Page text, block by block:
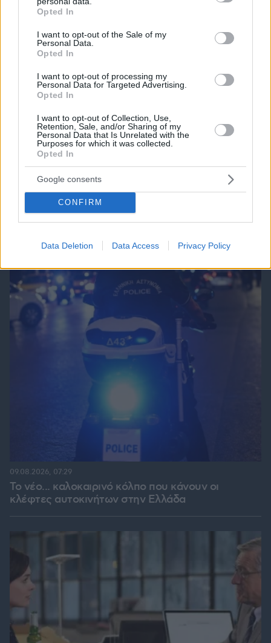
grant or deny consent to Google and its third-party tags to
use your data for below specified purposes in below Google
consent section.
Opted In
I want to opt-out of the Sale of my
Personal Data.
Opted In
I want to opt-out of processing my
Personal Data for Targeted Advertising.
Opted In
I want to opt-out of Collection, Use,
Retention, Sale, and/or Sharing of my
Personal Data that Is Unrelated with the
Purposes for which it was collected.
Opted In
Google consents
CONFIRM
Data Deletion Data Access Privacy Policy
Ανεύρυσμα: Απλό τεστ του αντίχειρα προμηνύει
τον αυξημένο κίνδυνο – Γίνεται σε 1 λεπτό
09.08.2026, 09:31
Το νέο... καλοκαιρινό κόλπο που κάνουν οι
κλέφτες αυτοκινήτων στην Ελλάδα
09.08.2026, 07:29